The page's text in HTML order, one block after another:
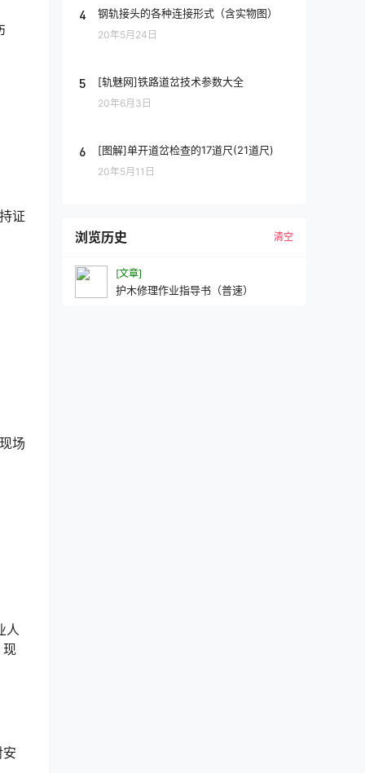
证
场
人
现
4 钢轨接头的各种连接形式（含实物图）
20年5月24日
5 [轨魅网]铁路道岔技术参数大全
20年6月3日
6 [图解]单开道岔检查的17道尺(21道尺)
20年5月11日
浏览历史 清空
[文章]
护木修理作业指导书（普速）